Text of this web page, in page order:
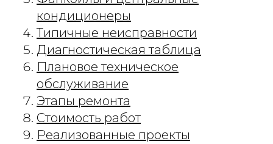
кондиционеры
Типичные неисправности
Диагностическая таблица
Плановое техническое
обслуживание
Этапы ремонта
Стоимость работ
Реализованные проекты